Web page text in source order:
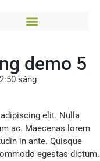
demo 5
sáng
elit. Nulla
ac. Maecenas lorem
in ante. Quisque
egestas dictum.